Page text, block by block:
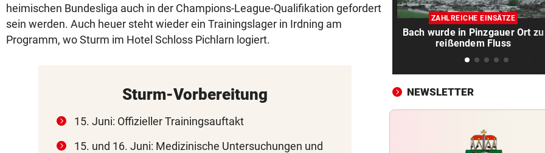
heimischen Bundesliga auch in der Champions-League-Qualifikation gefordert
sein werden. Auch heuer steht wieder ein Trainingslager in Irdning am
Programm, wo Sturm im Hotel Schloss Pichlarn logiert.
Sturm-Vorbereitung
15. Juni: Offizieller Trainingsauftakt
15. und 16. Juni: Medizinische Untersuchungen und
Spanien-Star Rodri vor
zum FC Barcelona
2 JAHRE LANG GETESTET
Drei Steirer tüfteln an der
Boxershort
und stockfinster“
ZAHLREICHE EINSÄTZE
Bach wurde in Pinzgauer Ort zu
reißendem Fluss
NEWSLETTER